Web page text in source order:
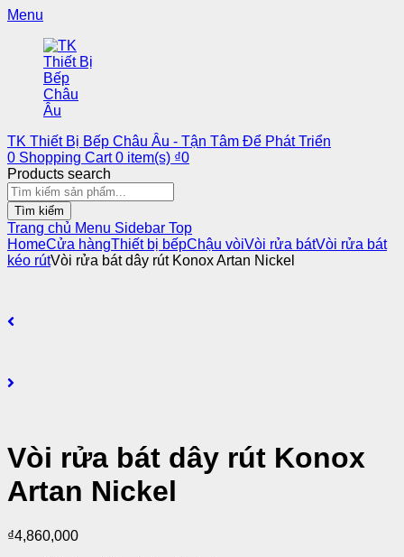
Menu
TK Thiết Bị Bếp Châu Âu - Tận Tâm Để Phát Triển
0 Shopping Cart 0 item(s) ₫0
Products search
Tìm kiếm
Trang chủ Menu Sidebar Top
HomeCửa hàngThiết bị bếpChậu vòiVòi rửa bátVòi rửa bát
kéo rútVòi rửa bát dây rút Konox Artan Nickel
Vòi rửa bát dây rút Konox
Artan Nickel
₫4,860,000